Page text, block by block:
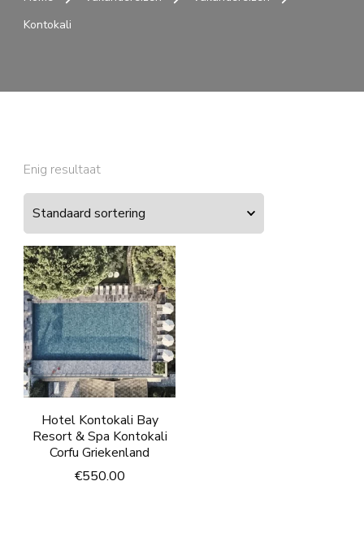
Kontokali
Enig resultaat
Hotel Kontokali Bay
Resort & Spa Kontokali
Corfu Griekenland
€550.00